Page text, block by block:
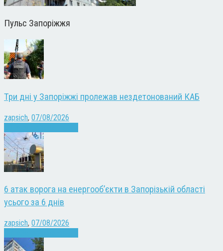
Пульс Запоріжжя
Три дні у Запоріжжі пролежав нездетонований КАБ
zapsich, 07/08/2026
6 атак ворога на енергооб’єкти в Запорізькій області
усього за 6 днів
zapsich, 07/08/2026